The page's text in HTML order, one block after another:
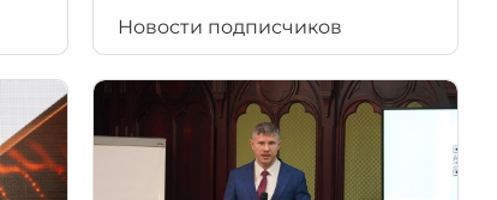
Новости подписчиков